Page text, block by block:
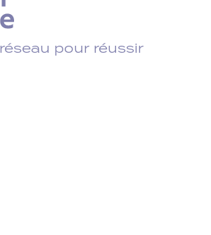
pour réussir